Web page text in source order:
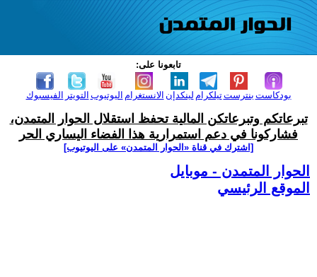
تابعونا على:
الفيسبوك التويتر اليوتيوب الانستغرام لينكدإن تيلكرامبنترست بودكاست
تبرعاتكم وتبرعاتكن المالية تحفظ استقلال الحوار المتمدن،
فشاركونا في دعم استمرارية هذا الفضاء اليساري الحر
[اشترك في قناة ‫«الحوار المتمدن» على اليوتيوب]
الحوار المتمدن - موبايل
الموقع الرئيسي